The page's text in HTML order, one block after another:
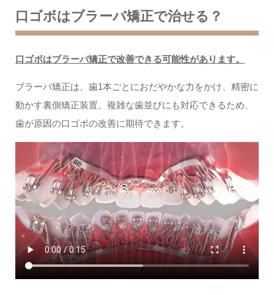
口ゴボはブラーバ矯正で治せる？
口ゴボはブラーバ矯正で改善できる可能性があります。
ブラーバ矯正は、歯1本ごとにおだやかな力をかけ、精密に
動かす裏側矯正装置。複雑な歯並びにも対応できるため、
歯が原因の口ゴボの改善に期待できます。